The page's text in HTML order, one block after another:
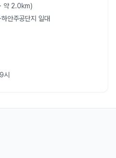
약 2.0km)
안주공단지 일대
시